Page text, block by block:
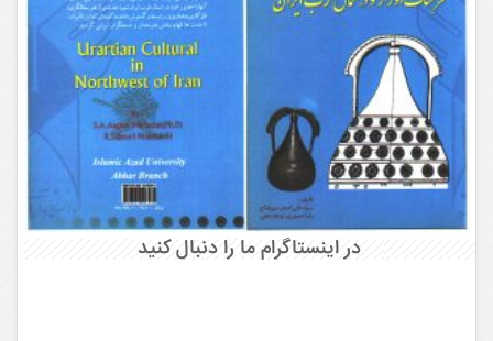
در اینستاگرام ما را دنبال کنید